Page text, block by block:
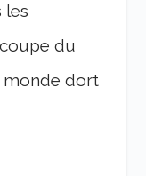
les
du
monde dort